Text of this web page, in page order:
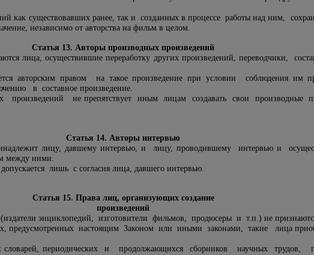
как существовавших ранее, так и созданных в процессе работы над ним,
независимо от авторства на фильм в целом.
Статья 13. Авторы производных произведений
лица, осуществившие переработку других произведений, переводчики,
авторским правом на такое произведение при условии соблюдения им
в составное произведение.
не препятствует иным лицам создавать свои производные
Статья 14. Авторы интервью
лицу, давшему интервью, и лицу, проводившему интервью и
между ними.
лишь с согласия лица, давшего интервью.
Статья 15. Права лиц, организующих создание
произведений
энциклопедий, изготовители фильмов, продюсеры и т.п.) не
предусмотренных настоящим Законом или иными законами, такие лица
словарей, периодических и продолжающихся сборников научных трудов,